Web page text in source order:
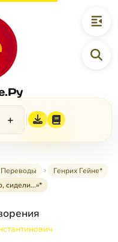
+
Переводы
Генрих Гейне*
сидели…»*